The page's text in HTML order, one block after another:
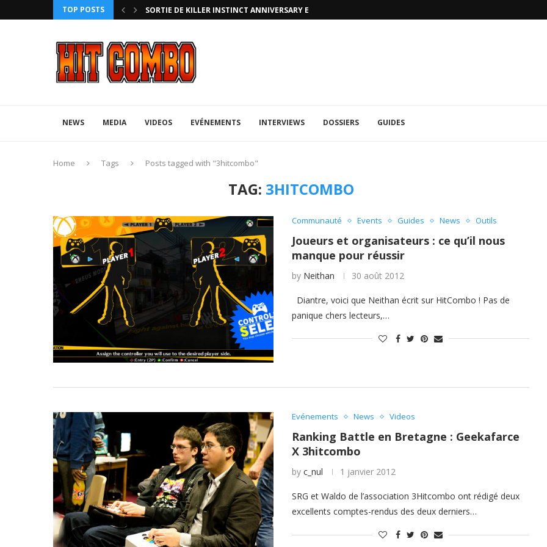
TOP POSTS
AVEC ROLLBACK... SORTIE DE KILLER INSTINCT ANNIVERSARY EDITION
NEWS MEDIA VIDEOS EVÉNEMENTS INTERVIEWS DOSSIERS GUIDES
Home Tags Posts tagged with "3hitcombo"
TAG: 3HITCOMBO
Communauté Events Guides News Outils
Joueurs et organisateurs : ce qu’il nous
manque pour réussir
by Neithan 30 août 2012
Diantre, voici que Neithan écrit sur HitCombo ! Pas de
panique chers lecteurs,…
Evénements News Videos
Ranking Battle en Bretagne : Geekafarce
X 3hitcombo
by c_nul 1 janvier 2012
SRG et Waldo de l’association 3Hitcombo ont rédigé deux
excellents comptes-rendus des deux derniers…